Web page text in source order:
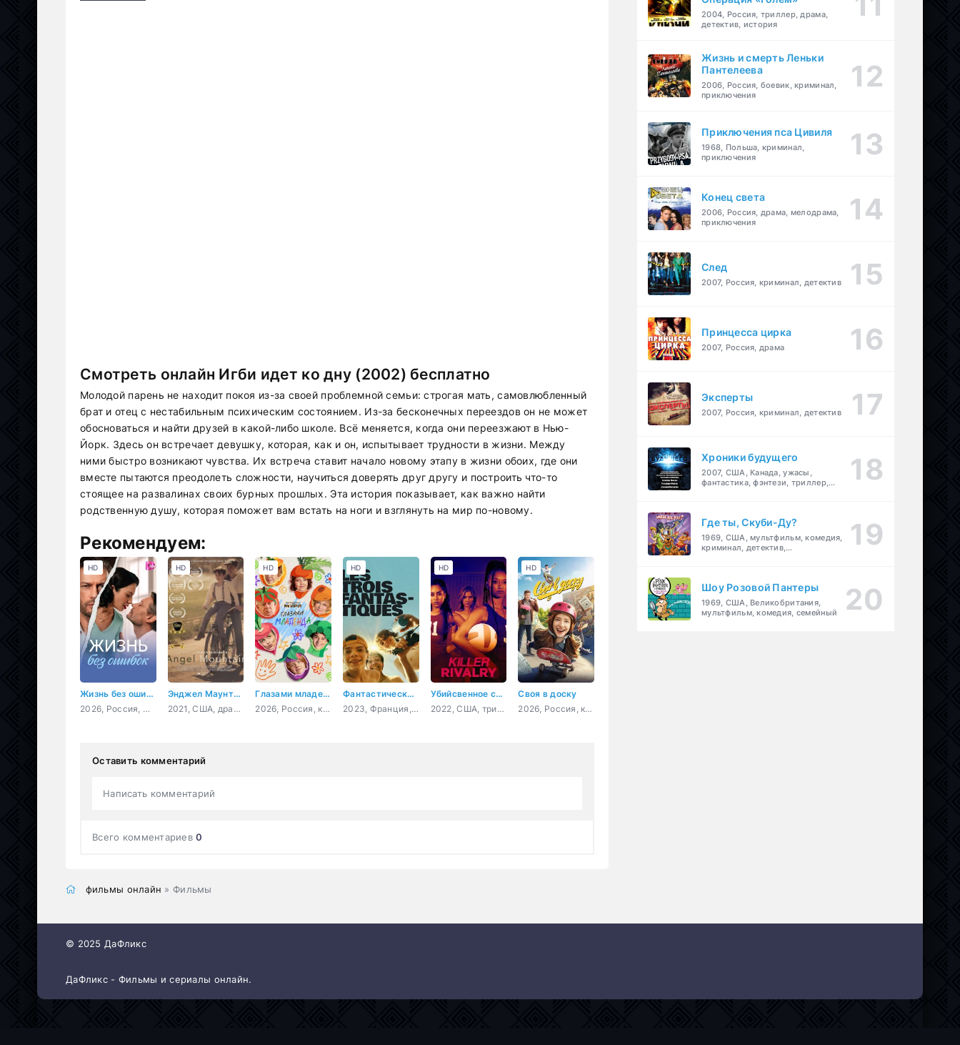
Смотреть онлайн Игби идет ко дну (2002) бесплатно
Молодой парень не находит покоя из-за своей проблемной семьи: строгая мать, самовлюбленный
брат и отец с нестабильным психическим состоянием. Из-за бесконечных переездов он не может
обосноваться и найти друзей в какой-либо школе. Всё меняется, когда они переезжают в Нью-
Йорк. Здесь он встречает девушку, которая, как и он, испытывает трудности в жизни. Между
ними быстро возникают чувства. Их встреча ставит начало новому этапу в жизни обоих, где они
вместе пытаются преодолеть сложности, научиться доверять друг другу и построить что-то
стоящее на развалинах своих бурных прошлых. Эта история показывает, как важно найти
родственную душу, которая поможет вам встать на ноги и взглянуть на мир по-новому.
Рекомендуем:
Жизнь без ошибок
2026, Россия, мелодрама
HD
Энджел Маунтин
2021, США, драма
HD
Глазами младенца
2026, Россия, комедия
HD
Фантастическая тройка
2023, Франция, драма
HD
Убийсвенное соперничество
2022, США, триллер, детектив
HD
Своя в доску
2026, Россия, комедия
HD
Оставить комментарий
Написать комментарий
Всего комментариев0
фильмы онлайн » Фильмы
2004, Россия, триллер, драма,
детектив, история
Жизнь и смерть Леньки
Пантелеева
2006, Россия, боевик, криминал,
приключения
Приключения пса Цивиля
1968, Польша, криминал,
приключения
Конец света
2006, Россия, драма, мелодрама,
приключения
След
2007, Россия, криминал, детектив
Принцесса цирка
2007, Россия, драма
Эксперты
2007, Россия, криминал, детектив
Хроники будущего
2007, США, Канада, ужасы,
фантастика, фэнтези, триллер,
Где ты, Скуби-Ду?
1969, США, мультфильм, комедия,
криминал, детектив,
Шоу Розовой Пантеры
1969, США, Великобритания,
мультфильм, комедия, семейный
© 2025 ДаФликс
ДаФликс - Фильмы и сериалы онлайн.